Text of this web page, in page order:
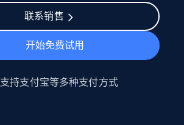
联系销售
开始免费试用
支持支付宝等多种支付方式